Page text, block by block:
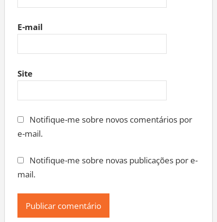
E-mail
Site
Notifique-me sobre novos comentários por
e-mail.
Notifique-me sobre novas publicações por e-
mail.